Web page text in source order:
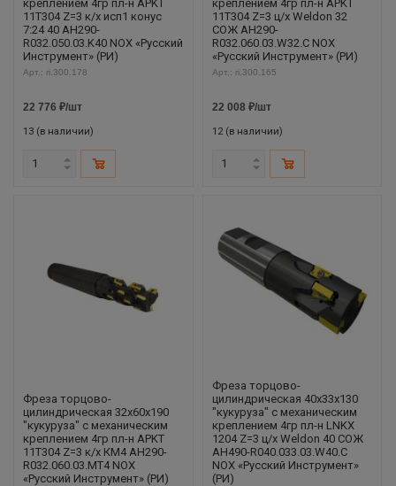
креплением 4гр пл-н APKT
11T304 Z=3 к/х исп1 конус
7:24 40 AH290-
R032.050.03.K40 NOX «Русский
Инструмент» (РИ)
Арт.: ri.300.178
22 776 ₽/шт
13 (в наличии)
креплением 4гр пл-н APKT
11T304 Z=3 ц/х Weldon 32
СОЖ AH290-
R032.060.03.W32.C NOX
«Русский Инструмент» (РИ)
Арт.: ri.300.165
22 008 ₽/шт
12 (в наличии)
Фреза торцово-
цилиндрическая 32x60x190
"кукуруза" с механическим
креплением 4гр пл-н APKT
11T304 Z=3 к/х КМ4 AH290-
R032.060.03.MT4 NOX
«Русский Инструмент» (РИ)
Фреза торцово-
цилиндрическая 40x33x130
"кукуруза" с механическим
креплением 4гр пл-н LNKX
1204 Z=3 ц/х Weldon 40 СОЖ
AH490-R040.033.03.W40.C
NOX «Русский Инструмент»
(РИ)